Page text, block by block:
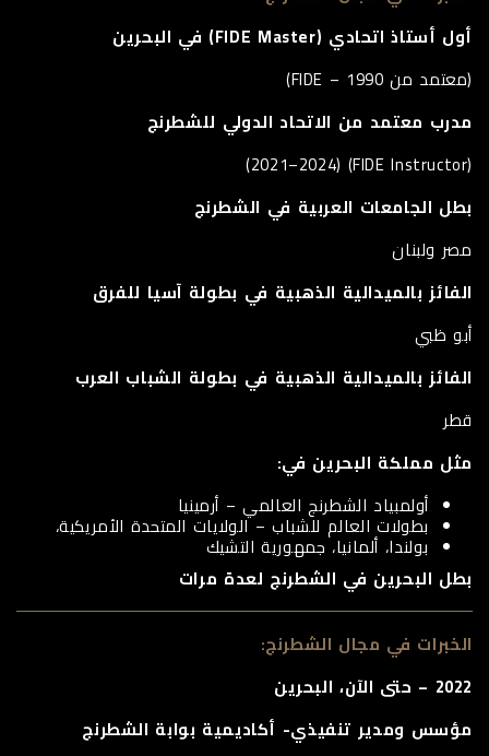
أول أستاذ اتحادي (FIDE Master) في البحرين
(معتمد من FIDE – 1990)
مدرب معتمد من الاتحاد الدولي للشطرنج
(FIDE Instructor) (2021–2024)
بطل الجامعات العربية في الشطرنج
مصر ولبنان
الفائز بالميدالية الذهبية في بطولة آسيا للفرق
أبو ظبي
الفائز بالميدالية الذهبية في بطولة الشباب العرب
قطر
مثل مملكة البحرين في:
أولمبياد الشطرنج العالمي – أرمينيا
بطولات العالم للشباب – الولايات المتحدة الأمريكية،
بولندا، ألمانيا، جمهورية التشيك
بطل البحرين في الشطرنج لعدة مرات
الخبرات في مجال الشطرنج:
2022 – حتى الآن، البحرين
مؤسس ومدير تنفيذي- أكاديمية بوابة الشطرنج